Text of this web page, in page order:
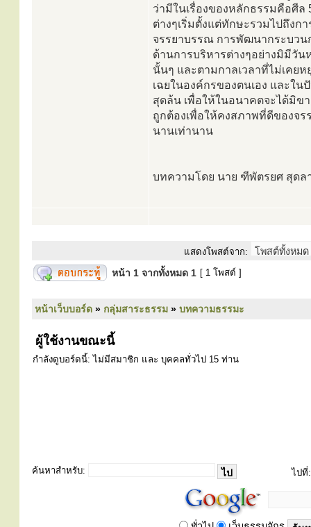
ว่ามีในเรื่องของหลักธรรมคือศีล
ต่างๆเริ่มตั้งแต่ทักษะรวมไปถึง
จรรยาบรรณ การพัฒนากระบวน
ด้านการบริหารต่างๆอย่างมิมีวั
นั้นๆ และตามกาลเวลาที่ไม่เคย
เฉยในองค์กรของตนเอง และใ
สุดล้น เพื่อให้ในอนาคตจะได้มิข
ถูกต้องเพื่อให้คงสภาพที่ดีของจ
นานเท่านาน
บทความโดย นาย ฑีพัตรยศ สุดล
แสดงโพสต์จาก:
หน้า 1 จากทั้งหมด 1 [ 1 โพสต์ ]
หน้าเว็บบอร์ด » กลุ่มสาระธรรม » บทความธรรมะ
ผู้ใช้งานขณะนี้
กำลังดูบอร์ดนี้: ไม่มีสมาชิก และ บุคคลทั่วไป 15 ท่าน
ค้นหาสำหรับ: ไปที่: